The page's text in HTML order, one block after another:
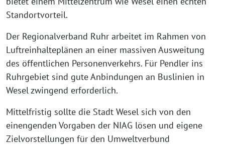
Standortvorteil.
Der Regionalverband Ruhr arbeitet im Rahmen von
Luftreinhalteplänen an einer massiven Ausweitung
des öffentlichen Personenverkehrs. Für Pendler ins
Ruhrgebiet sind gute Anbindungen an Buslinien in
Wesel zwingend erforderlich.
Mittelfristig sollte die Stadt Wesel sich von den
einengenden Vorgaben der NIAG lösen und eigene
Zielvorstellungen für den Umweltverbund